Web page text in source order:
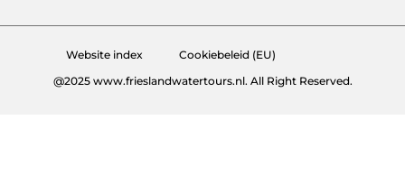
Website index
Cookiebeleid (EU)
@2025 www.frieslandwatertours.nl. All Right Reserved.